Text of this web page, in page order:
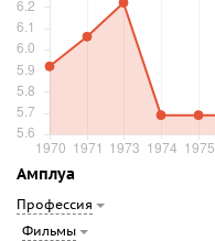
Амплуа
Профессия
Фильмы